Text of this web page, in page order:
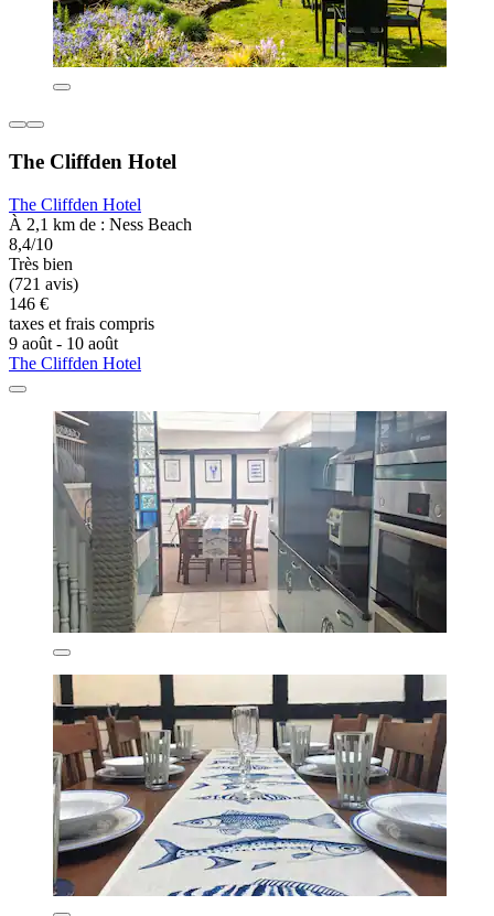
The Cliffden Hotel
The Cliffden Hotel
À 2,1 km de : Ness Beach
8,4/10
Très bien
(721 avis)
146 €
taxes et frais compris
9 août - 10 août
The Cliffden Hotel